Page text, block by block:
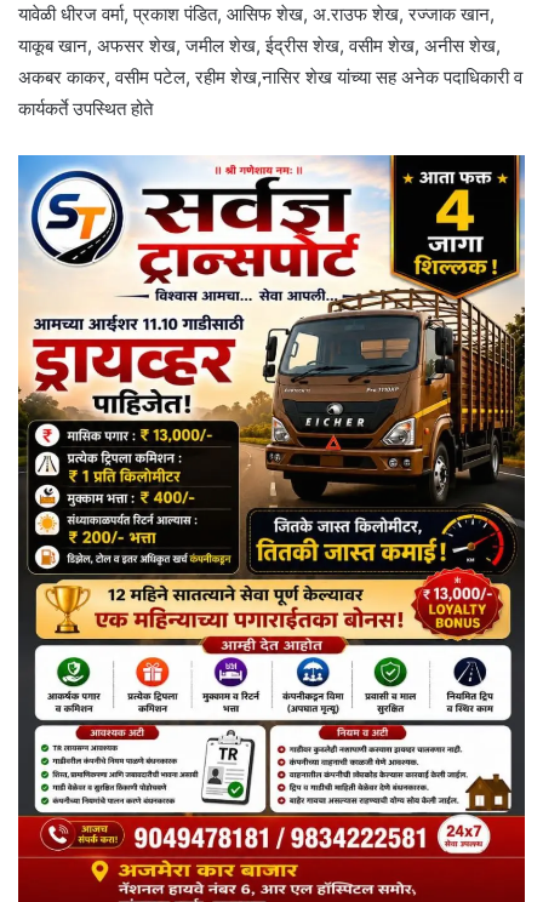
यावेळी धीरज वर्मा, प्रकाश पंडित, आसिफ शेख, अ.राउफ शेख, रज्जाक खान,
याकूब खान, अफसर शेख, जमील शेख, ईद्रीस शेख, वसीम शेख, अनीस शेख,
अकबर काकर, वसीम पटेल, रहीम शेख,नासिर शेख यांच्या सह अनेक पदाधिकारी व
कार्यकर्ते उपस्थित होते